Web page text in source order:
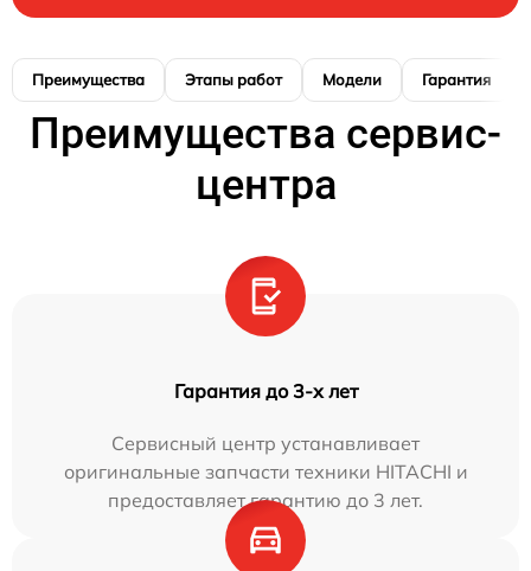
Преимущества Этапы работ Модели Гарантия
Преимущества сервис-
центра
Гарантия до 3-х лет
Сервисный центр устанавливает
оригинальные запчасти техники HITACHI и
предоставляет гарантию до 3 лет.